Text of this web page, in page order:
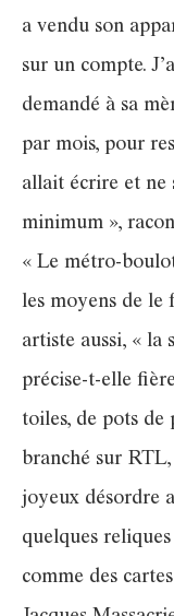
a vendu son
sur un compte.
demandé à sa
par mois, pour
allait écrire et ne
minimum »,
« Le métro-
les moyens de le
artiste aussi, « la
précise-t-elle
toiles, de pots de
branché sur
joyeux désordre
quelques
comme des